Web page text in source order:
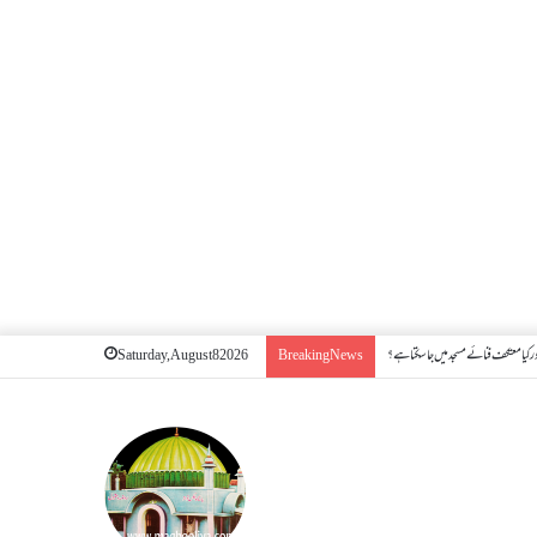
Saturday, August 8 2026 Breaking News معتکف فنائے مسجد میں جا سکتا ہے؟